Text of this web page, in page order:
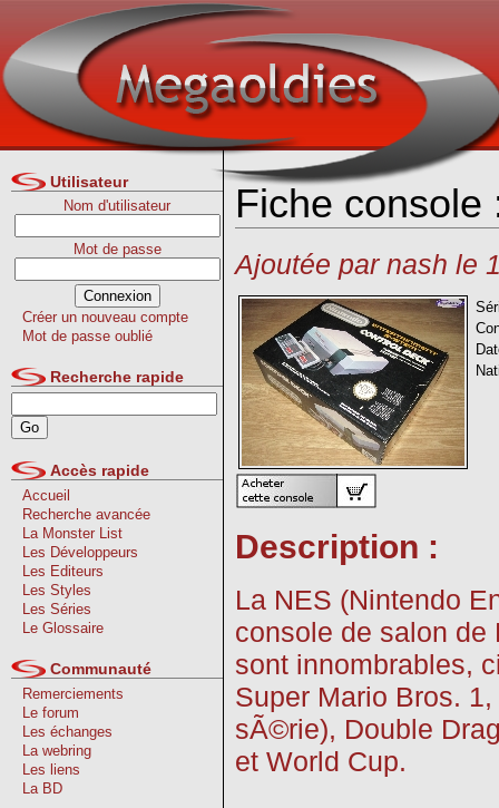
Utilisateur
Nom d'utilisateur
Mot de passe
Créer un nouveau compte
Mot de passe oublié
Recherche rapide
Accès rapide
Accueil
Recherche avancée
La Monster List
Les Développeurs
Les Editeurs
Les Styles
Les Séries
Le Glossaire
Communauté
Remerciements
Le forum
Les échanges
La webring
Les liens
La BD
Fiche
Ajoutée par nash le
Description :
La NES (Nintendo
console de salon de
sont innombrables,
Super Mario Bros.
sÃ©rie), Double
et World Cup.